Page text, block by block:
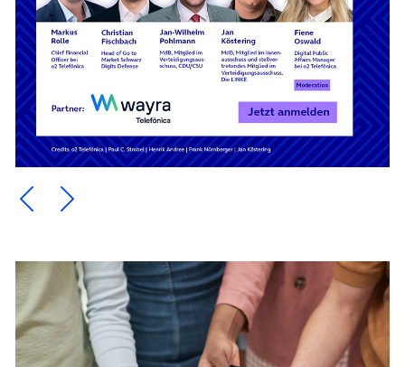
Ein Element zurück blättern
Ein Element weiter blättern